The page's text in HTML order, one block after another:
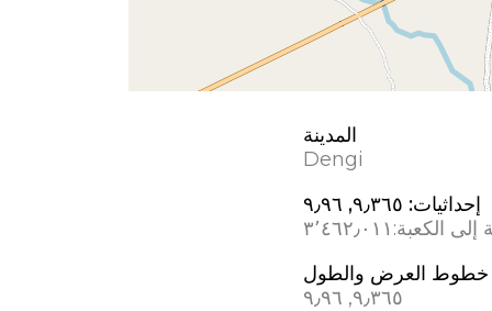
المدينة
Dengi
إحداثيات: ٩٫٣٦٥, ٩٫٩٦
إلى الكعبة: ٣٬٤٦٢٫٠١١
خطوط العرض والطول
٩٫٣٦٥, ٩٫٩٦